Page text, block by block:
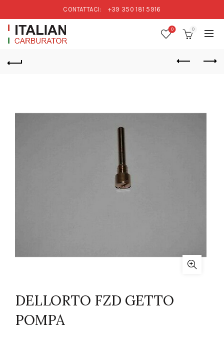
CONTATTACI: +39 350 181 5916
0 0
DELLORTO FZD GETTO
POMPA